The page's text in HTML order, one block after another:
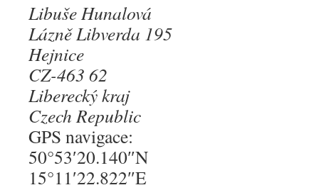
Libuše Hunalová
Lázně Libverda 195
Hejnice
CZ-463 62
Liberecký kraj
Czech Republic
GPS navigace:
50°53′20.140″N
15°11′22.822″E